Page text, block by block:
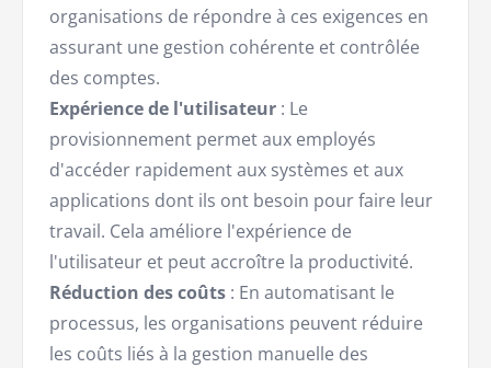
organisations de répondre à ces exigences en
assurant une gestion cohérente et contrôlée
des comptes.
Expérience de l'utilisateur : Le
provisionnement permet aux employés
d'accéder rapidement aux systèmes et aux
applications dont ils ont besoin pour faire leur
travail. Cela améliore l'expérience de
l'utilisateur et peut accroître la productivité.
Réduction des coûts : En automatisant le
processus, les organisations peuvent réduire
les coûts liés à la gestion manuelle des